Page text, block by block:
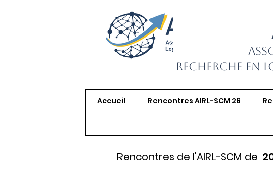
Recherche en
Accueil Rencontres AIRL-SCM 26
Rencontres de l'AIRL-SCM de